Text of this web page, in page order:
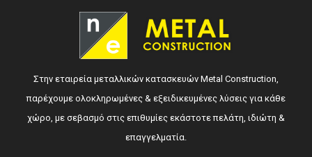
Στην εταιρεία μεταλλικών κατασκευών Metal Construction,
παρέχουμε ολοκληρωμένες & εξειδικευμένες λύσεις για κάθε
χώρο, με σεβασμό στις επιθυμίες εκάστοτε πελάτη, ιδιώτη &
επαγγελματία.